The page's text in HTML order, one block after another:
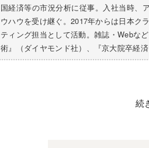
国経済等の市況分析に従事。入社当時、
ウハウを受け継ぐ。2017年からは日本ク
ティング担当として活動。雑誌・Webな
術』（ダイヤモンド社）、『京大院卒経
続